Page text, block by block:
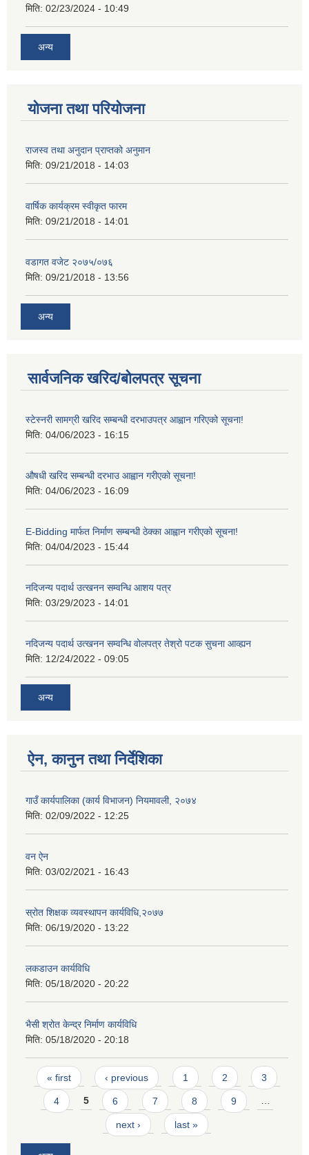
मिति: 02/23/2024 - 10:49
अन्य
योजना तथा परियोजना
राजस्व तथा अनुदान प्राप्तको अनुमान
मिति: 09/21/2018 - 14:03
वार्षिक कार्यक्रम स्वीकृत फारम
मिति: 09/21/2018 - 14:01
वडागत वजेट २०७५/०७६
मिति: 09/21/2018 - 13:56
अन्य
सार्वजनिक खरिद/बोलपत्र सूचना
स्टेस्नरी सामग्री खरिद सम्बन्धी दरभाउपत्र आह्वान गरिएको सूचना!
मिति: 04/06/2023 - 16:15
औषधी खरिद सम्बन्धी दरभाउ आह्वान गरीएको सूचना!
मिति: 04/06/2023 - 16:09
E-Bidding मार्फत निर्माण सम्बन्धी ठेक्का आह्वान गरीएको सूचना!
मिति: 04/04/2023 - 15:44
नदिजन्य पदार्थ उत्खनन सम्वन्धि आशय पत्र
मिति: 03/29/2023 - 14:01
नदिजन्य पदार्थ उत्खनन सम्वन्धि वोलपत्र तेश्रो पटक सुचना आव्ह्यन
मिति: 12/24/2022 - 09:05
अन्य
ऐन, कानुन तथा निर्देशिका
गाउँ कार्यपालिका (कार्य विभाजन) नियमावली, २०७४
मिति: 02/09/2022 - 12:25
वन ऐन
मिति: 03/02/2021 - 16:43
स्रोत शिक्षक व्यवस्थापन कार्यविधि,२०७७
मिति: 06/19/2020 - 13:22
लकडाउन कार्यविधि
मिति: 05/18/2020 - 20:22
भैसी श्रोत केन्द्र निर्माण कार्यविधि
मिति: 05/18/2020 - 20:18
Pages
« first ‹ previous 1 2 3
4 5 6 7 8 9 …
next › last »